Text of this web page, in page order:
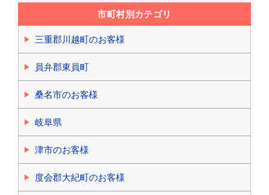
市町村別カテゴリ
三重郡川越町のお客様
員弁郡東員町
桑名市のお客様
岐阜県
津市のお客様
度会郡大紀町のお客様